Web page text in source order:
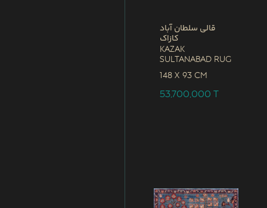
قالی سلطان آباد
کازاک
Kazak
Sultanabad Rug
148 x 93 CM
53,700,000T